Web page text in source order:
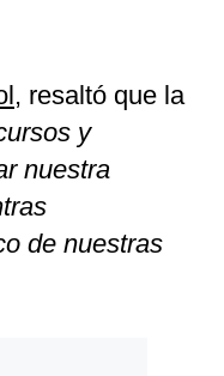
, resaltó que la
y
nuestra
de nuestras